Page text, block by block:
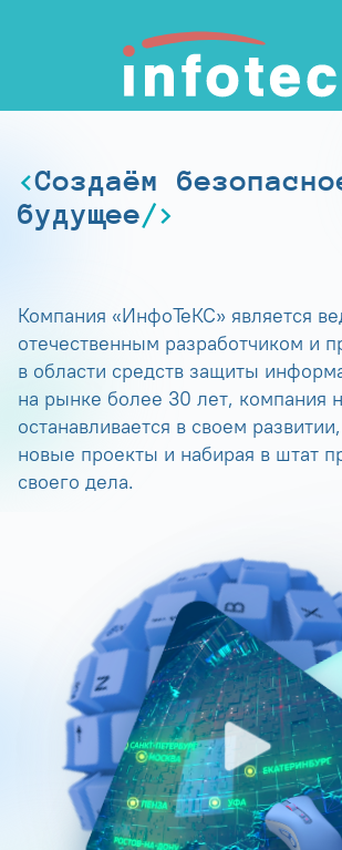
Создаём
будущее
Компания «ИнфоТеКС» является
отечественным разработчиком и
в области средств защиты
на рынке более 30 лет, компания
останавливается в своем
новые проекты и набирая в штат
своего дела.